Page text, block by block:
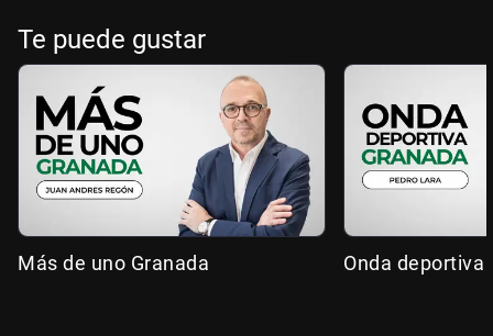
Te puede gustar
Más de uno Granada Onda deportiva